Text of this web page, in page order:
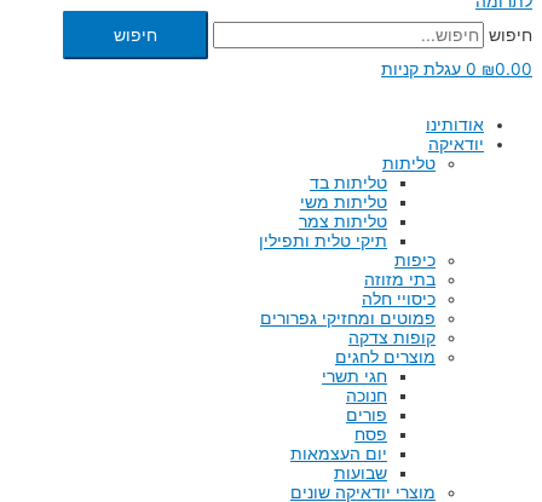
חיפוש
חיפוש
₪0.00
0 עגלת קניות
אודותינו
יודאיקה
טליתות
טליתות בד
טליתות משי
טליתות צמר
תיקי טלית ותפילין
כיפות
בתי מזוזה
כיסויי חלה
פמוטים ומחזיקי גפרורים
קופות צדקה
מוצרים לחגים
חגי תשרי
חנוכה
פורים
פסח
יום העצמאות
שבועות
מוצרי יודאיקה שונים